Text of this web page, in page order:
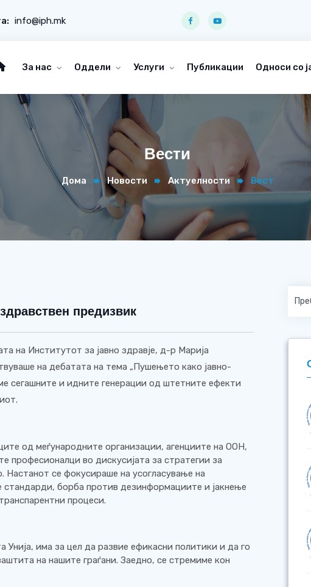
info@iph.mk
За нас Оддели Услуги Публикации Односи со
Вести
Дома Новости Актуелности Вест
предизвик
на Институтот за јавно здравје, д-р Марија
на дебатата на тема „Пушењето како јавно-
сегашните и идните генерации од штетните ефекти
од меѓународните организации, агенциите на ООН,
професионалци во дискусијата за стратегии за
се фокусираше на усогласување на
стандарди, борба против дезинформациите и јакнење
процеси.
има за цел да развие ефикасни политики и да го
на нашите граѓани. Заедно, се стремиме кон